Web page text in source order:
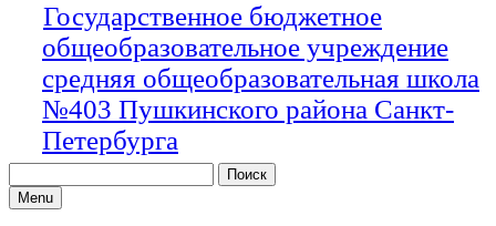
Государственное бюджетное
общеобразовательное учреждение
средняя общеобразовательная школа
№403 Пушкинского района Санкт-
Петербурга
for:Menu